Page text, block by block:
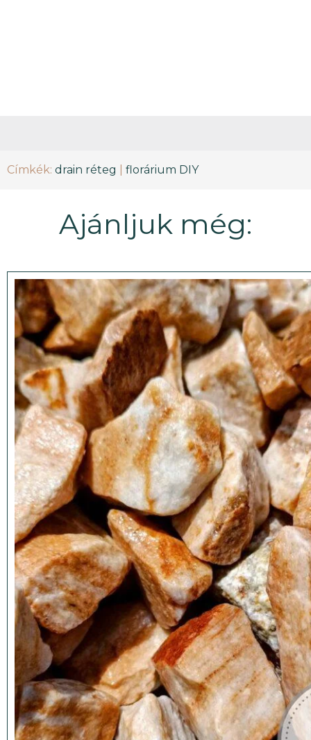
Címkék: drain réteg florárium DIY
Ajánljuk még: